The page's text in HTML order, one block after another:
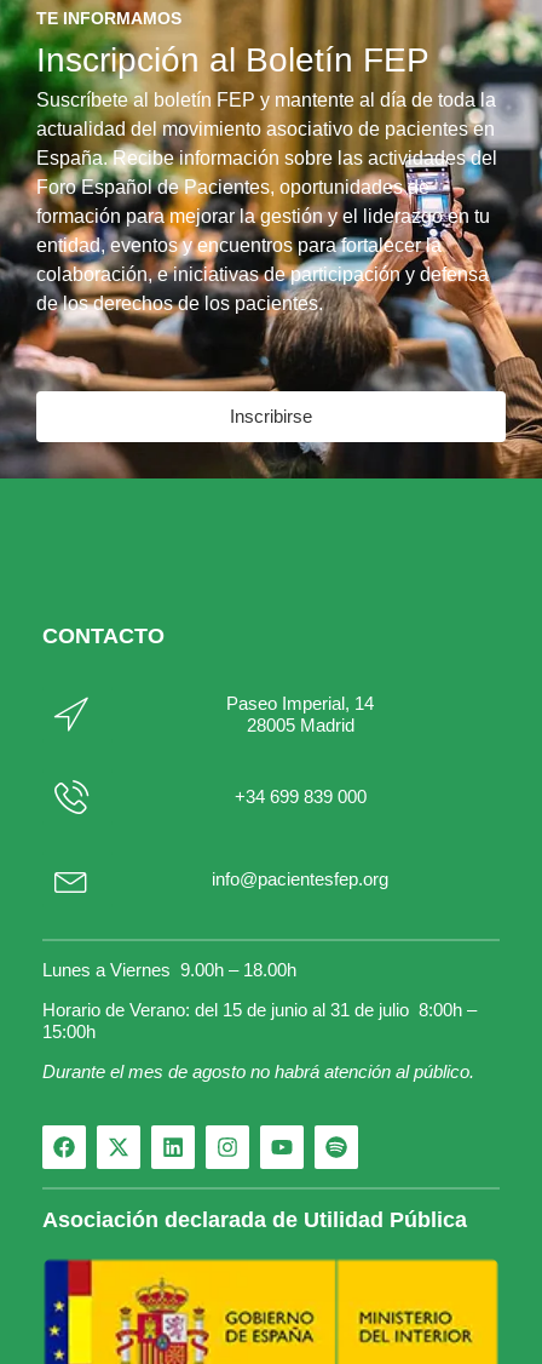
TE INFORMAMOS
Inscripción al Boletín FEP
Suscríbete al boletín FEP y mantente al día de toda la
actualidad del movimiento asociativo de pacientes en
España. Recibe información sobre las actividades del
Foro Español de Pacientes, oportunidades de
formación para mejorar la gestión y el liderazgo en tu
entidad, eventos y encuentros para fortalecer la
colaboración, e iniciativas de participación y defensa
de los derechos de los pacientes.
Inscribirse
CONTACTO
Paseo Imperial, 14
28005 Madrid
+34 699 839 000
info@pacientesfep.org
Lunes a Viernes 9.00h – 18.00h
Horario de Verano: del 15 de junio al 31 de julio 8:00h –
15:00h
Durante el mes de agosto no habrá atención al público.
Asociación declarada de Utilidad Pública